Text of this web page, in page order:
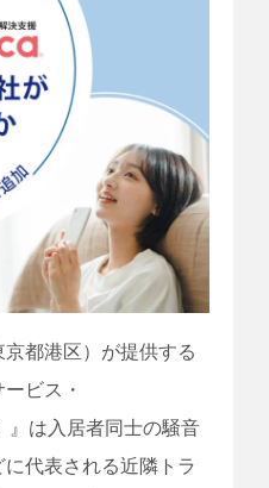
都港区）が提供する
ビス・
』は入居者同士の騒音
代表される近隣トラ